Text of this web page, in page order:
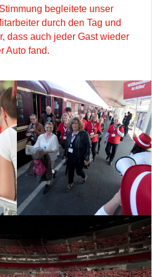
begleitete unser
durch den Tag und
dass auch jeder Gast wieder
Auto fand.